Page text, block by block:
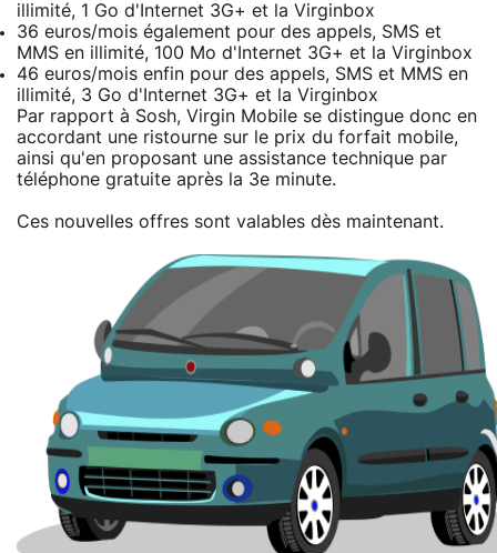
illimité, 1 Go d'Internet 3G+ et la Virginbox
36 euros/mois également pour des appels, SMS et
MMS en illimité, 100 Mo d'Internet 3G+ et la Virginbox
46 euros/mois enfin pour des appels, SMS et MMS en
illimité, 3 Go d'Internet 3G+ et la Virginbox
Par rapport à Sosh, Virgin Mobile se distingue donc en
accordant une ristourne sur le prix du forfait mobile,
ainsi qu'en proposant une assistance technique par
téléphone gratuite après la 3e minute.
Ces nouvelles offres sont valables dès maintenant.